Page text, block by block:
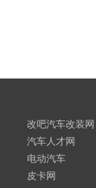
改吧汽车改装网
汽车人才网
电动汽车
皮卡网